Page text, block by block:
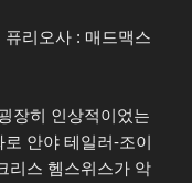
리오사 : 매드맥스
장히 인상적이었는
안야 테일러-조이
리스 헴스위스가 악